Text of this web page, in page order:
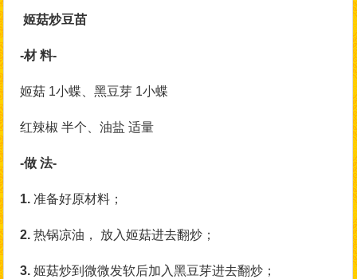
姬菇炒豆苗
-材 料-
姬菇 1小蝶、黑豆芽 1小蝶
红辣椒 半个、油盐 适量
-做 法-
1. 准备好原材料；
2.热锅凉油， 放入姬菇进去翻炒；
3. 姬菇炒到微微发软后加入黑豆芽进去翻炒；